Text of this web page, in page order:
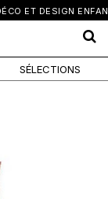
ET DESIGN ENFANT
×
SÉLECTIONS